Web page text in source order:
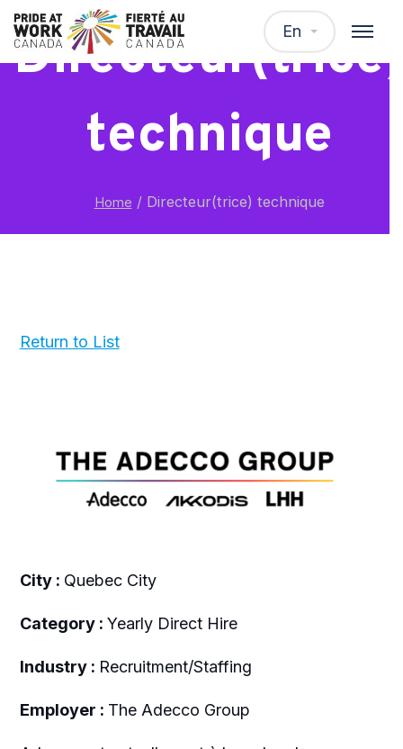
En
technique
Home /Directeur(trice) technique
Return to List
City : Quebec City
Category : Yearly Direct Hire
Industry : Recruitment/Staffing
Employer : The Adecco Group